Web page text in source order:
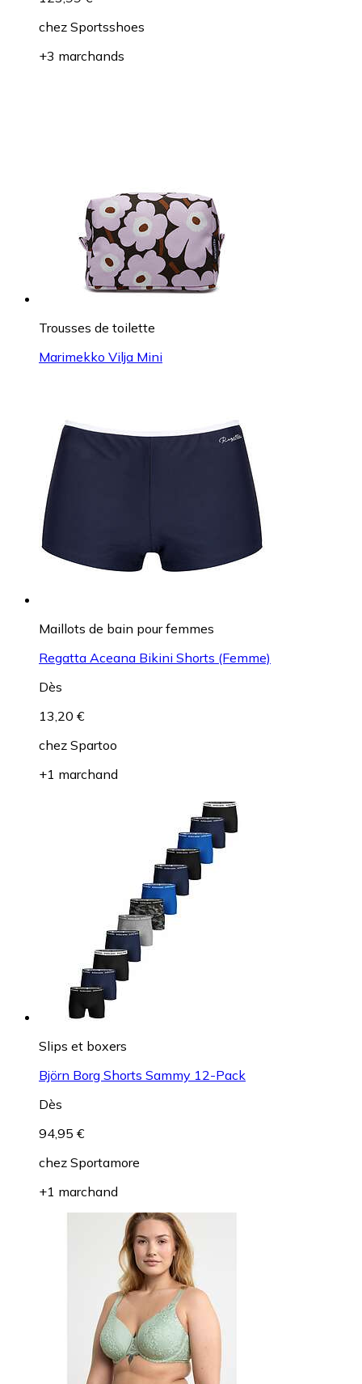
chez Sportsshoes
+3 marchands
Trousses de toilette
Marimekko Vilja Mini
Maillots de bain pour femmes
Regatta Aceana Bikini Shorts (Femme)
Dès
13,20 €
chez Spartoo
+1 marchand
Slips et boxers
Björn Borg Shorts Sammy 12-Pack
Dès
94,95 €
chez Sportamore
+1 marchand